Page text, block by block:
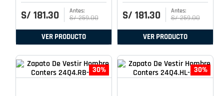
S/ 181.30 S/ 259.00
VER PRODUCTO
S/ 181.30 S/ 259.00
VER PRODUCTO
30% 30%